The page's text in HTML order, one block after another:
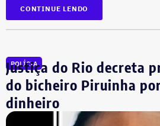
Declarações de Fernando
Reprodução/
condomínio deve ter 43 bancos, 33
bicicletários, com capacidade para
A intervenção também prevê 1,4
infraestrutura subterrânea para
telecomunicações e esgoto. A
mantida por uma associação
CONTINUE LENDO
POLÍCIA
Justiça do Rio decreta
do bicheiro Piruinha
dinheiro